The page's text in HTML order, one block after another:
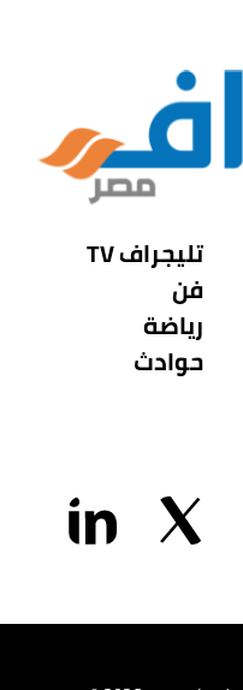
تليجراف TV
فن
رياضة
حوادث